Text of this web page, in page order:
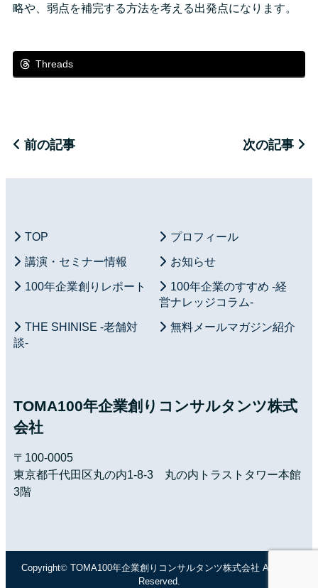
略や、弱点を補完する方法を考える出発点になります。
Threads
前の記事 次の記事
TOP プロフィール
講演・セミナー情報 お知らせ
100年企業創りレポート
100年企業のすすめ -経
営ナレッジコラム-
THE SHINISE -老舗対
談-
無料メールマガジン紹介
TOMA100年企業創りコンサルタンツ株式
会社
〒100-0005
東京都千代田区丸の内1-8-3 丸の内トラストタワー本館
3階
Copyright©TOMA100年企業創りコンサルタンツ株式会社 All Right
Reserved.